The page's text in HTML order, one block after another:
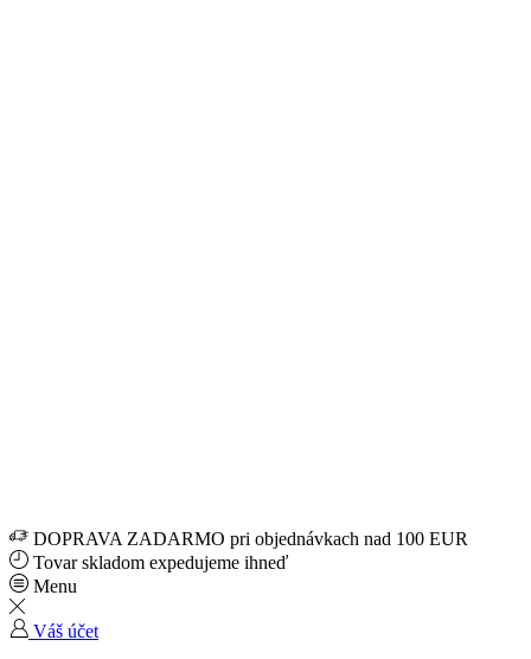
DOPRAVA ZADARMO pri objednávkach nad 100 EUR
Tovar skladom expedujeme ihneď
Menu
Váš účet